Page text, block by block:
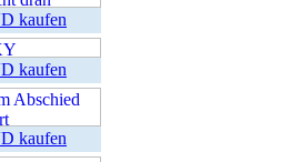
kaufen
kaufen
kaufen